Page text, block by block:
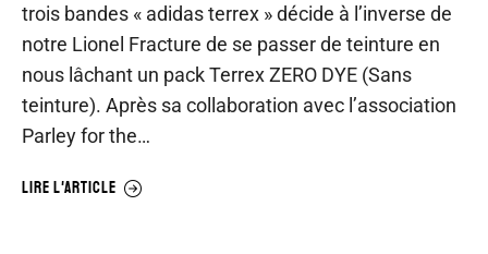
trois bandes « adidas terrex » décide à l’inverse de
notre Lionel Fracture de se passer de teinture en
nous lâchant un pack Terrex ZERO DYE (Sans
teinture). Après sa collaboration avec l’association
Parley for the…
LIRE L'ARTICLE